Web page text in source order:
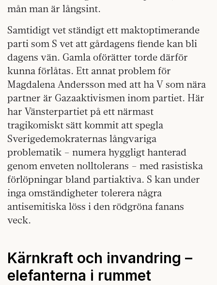
mån man är långsint.
Samtidigt vet ständigt ett maktoptimerande
parti som S vet att gårdagens fiende kan bli
dagens vän. Gamla oförätter torde därför
kunna förlåtas. Ett annat problem för
Magdalena Andersson med att ha V som nära
partner är Gazaaktivismen inom partiet. Här
har Vänsterpartiet på ett närmast
tragikomiskt sätt kommit att spegla
Sverigedemokraternas långvariga
problematik – numera hyggligt hanterad
genom enveten nolltolerans – med rasistiska
förlöpningar bland partiaktiva. S kan under
inga omständigheter tolerera några
antisemitiska löss i den rödgröna fanans
veck.
Kärnkraft och invandring –
elefanterna i rummet